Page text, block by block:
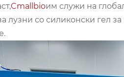
Cmallbioим служи на
лузни со силиконски гел